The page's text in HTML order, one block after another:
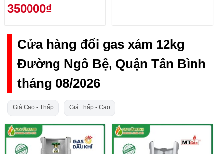
350000₫
Cửa hàng đổi gas xám 12kg
Đường Ngô Bệ, Quận Tân Bình
tháng 08/2026
Giá Cao - Thấp Giá Thấp - Cao